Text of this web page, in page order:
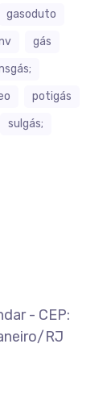
gasoduto
gás
potigás
sulgás;
- CEP:
RJ